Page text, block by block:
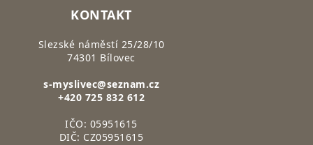
KONTAKT
Slezské náměstí 25/28/10
74301 Bílovec
s-myslivec@seznam.cz
+420 725 832 612
IČO: 05951615
DIČ: CZ05951615